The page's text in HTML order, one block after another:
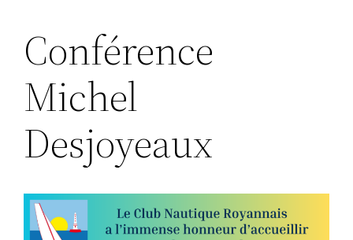
Conférence
Michel
Desjoyeaux